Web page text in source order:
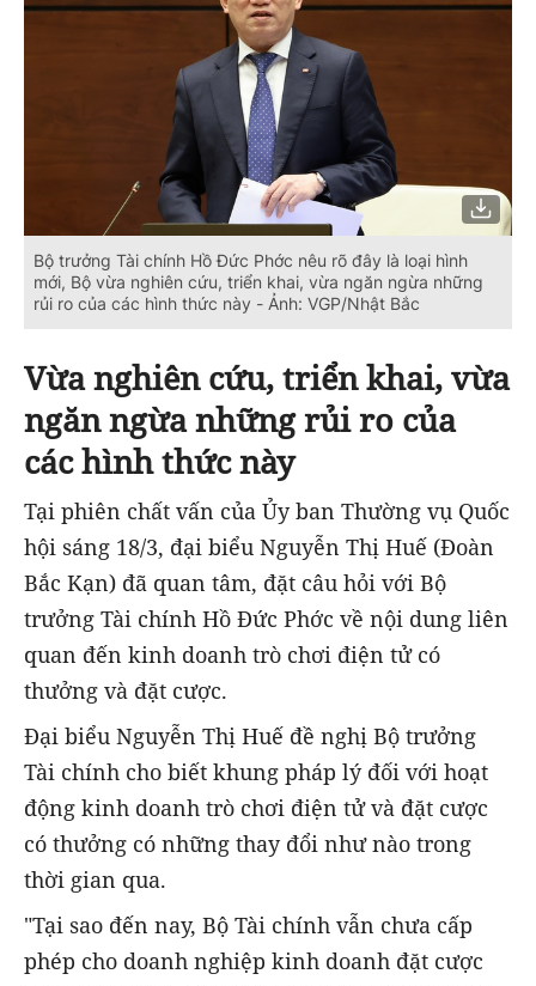
Bộ trưởng Tài chính Hồ Đức Phớc nêu rõ đây là loại hình
mới, Bộ vừa nghiên cứu, triển khai, vừa ngăn ngừa những
rủi ro của các hình thức này - Ảnh: VGP/Nhật Bắc
Vừa nghiên cứu, triển khai, vừa
ngăn ngừa những rủi ro của
các hình thức này
Tại phiên chất vấn của Ủy ban Thường vụ Quốc
hội sáng 18/3, đại biểu Nguyễn Thị Huế (Đoàn
Bắc Kạn) đã quan tâm, đặt câu hỏi với Bộ
trưởng Tài chính Hồ Đức Phớc về nội dung liên
quan đến kinh doanh trò chơi điện tử có
thưởng và đặt cược.
Đại biểu Nguyễn Thị Huế đề nghị Bộ trưởng
Tài chính cho biết khung pháp lý đối với hoạt
động kinh doanh trò chơi điện tử và đặt cược
có thưởng có những thay đổi như nào trong
thời gian qua.
"Tại sao đến nay, Bộ Tài chính vẫn chưa cấp
phép cho doanh nghiệp kinh doanh đặt cược